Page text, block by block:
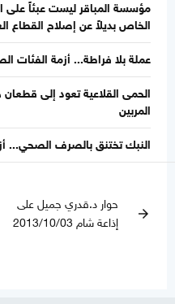
مؤسسة المباقر ليست عبئاً على
الخاص بديلاً عن إصلاح القطاع
عملة بلا فراطة... أزمة الفئات
الحمى القلاعية تعود إلى
المربين
النبك تختنق بالصرف الصحي...
arrow_forward
حوار د.قدري جميل على
إذاعة شام 2013/10/03